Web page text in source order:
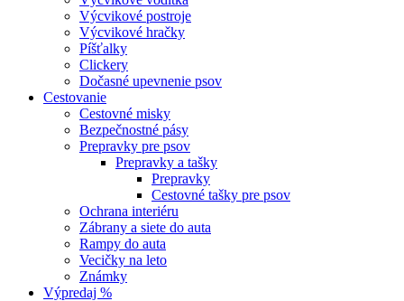
Výcvikové postroje
Výcvikové hračky
Píšťalky
Clickery
Dočasné upevnenie psov
Cestovanie
Cestovné misky
Bezpečnostné pásy
Prepravky pre psov
Prepravky a tašky
Prepravky
Cestovné tašky pre psov
Ochrana interiéru
Zábrany a siete do auta
Rampy do auta
Vecičky na leto
Známky
Výpredaj %